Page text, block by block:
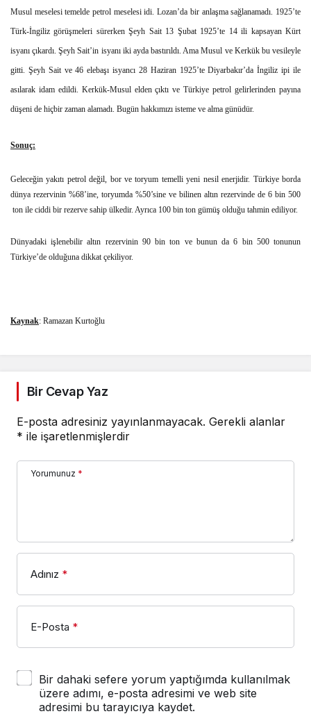
Musul meselesi temelde petrol meselesi idi. Lozan’da bir anlaşma sağlanamadı. 1925’te
Türk-İngiliz görüşmeleri sürerken Şeyh Sait 13 Şubat 1925’te 14 ili kapsayan Kürt
isyanı çıkardı. Şeyh Sait’in isyanı iki ayda bastırıldı. Ama Musul ve Kerkük bu vesileyle
gitti. Şeyh Sait ve 46 elebaşı isyancı 28 Haziran 1925’te Diyarbakır’da İngiliz ipi ile
asılarak idam edildi. Kerkük-Musul elden çıktı ve Türkiye petrol gelirlerinden payına
düşeni de hiçbir zaman alamadı. Bugün hakkımızı isteme ve alma günüdür.
Sonuç:
Geleceğin yakıtı petrol değil, bor ve toryum temelli yeni nesil enerjidir. Türkiye borda
dünya rezervinin %68’ine, toryumda %50’sine ve bilinen altın rezervinde de 6 bin 500
ton ile ciddi bir rezerve sahip ülkedir. Ayrıca 100 bin ton gümüş olduğu tahmin ediliyor.
Dünyadaki işlenebilir altın rezervinin 90 bin ton ve bunun da 6 bin 500 tonunun
Türkiye’de olduğuna dikkat çekiliyor.
Kaynak: Ramazan Kurtoğlu
Bir Cevap Yaz
E-posta adresiniz yayınlanmayacak. Gerekli alanlar
* ile işaretlenmişlerdir
Yorumunuz *
Adınız *
E-Posta *
Bir dahaki sefere yorum yaptığımda kullanılmak
üzere adımı, e-posta adresimi ve web site
adresimi bu tarayıcıya kaydet.